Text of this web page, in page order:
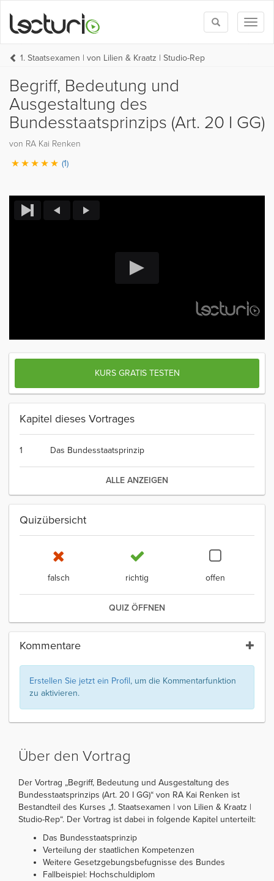
Toggle
search
1. Staatsexamen | von Lilien & Kraatz | Studio-Rep
Begriff, Bedeutung und
Ausgestaltung des
Bundesstaatsprinzips (Art. 20 I GG)
von RA Kai Renken
(1)
KURS GRATIS TESTEN
Kapitel dieses Vortrages
1 Das Bundesstaatsprinzip
ALLE ANZEIGEN
Quizübersicht
falsch richtig offen
QUIZ ÖFFNEN
Kommentare
Erstellen Sie jetzt ein Profil, um die Kommentarfunktion
zu aktivieren.
Über den Vortrag
Der Vortrag „Begriff, Bedeutung und Ausgestaltung des
Bundesstaatsprinzips (Art. 20 I GG)“ von RA Kai Renken ist
Bestandteil des Kurses „1. Staatsexamen | von Lilien & Kraatz |
Studio-Rep“. Der Vortrag ist dabei in folgende Kapitel unterteilt:
Das Bundesstaatsprinzip
Verteilung der staatlichen Kompetenzen
Weitere Gesetzgebungsbefugnisse des Bundes
Fallbeispiel: Hochschuldiplom